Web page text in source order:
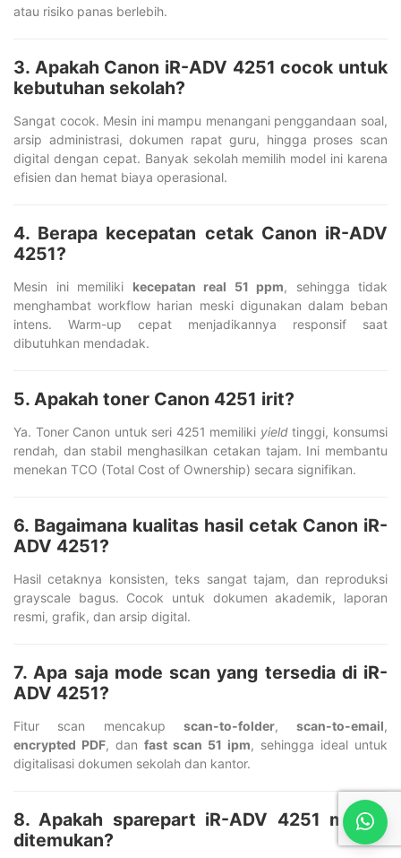
atau risiko panas berlebih.
3. Apakah Canon iR-ADV 4251 cocok untuk
kebutuhan sekolah?
Sangat cocok. Mesin ini mampu menangani penggandaan soal,
arsip administrasi, dokumen rapat guru, hingga proses scan
digital dengan cepat. Banyak sekolah memilih model ini karena
efisien dan hemat biaya operasional.
4. Berapa kecepatan cetak Canon iR-ADV
4251?
Mesin ini memiliki kecepatan real 51 ppm, sehingga tidak
menghambat workflow harian meski digunakan dalam beban
intens. Warm-up cepat menjadikannya responsif saat
dibutuhkan mendadak.
5. Apakah toner Canon 4251 irit?
Ya. Toner Canon untuk seri 4251 memiliki yieldtinggi, konsumsi
rendah, dan stabil menghasilkan cetakan tajam. Ini membantu
menekan TCO (Total Cost of Ownership) secara signifikan.
6. Bagaimana kualitas hasil cetak Canon iR-
ADV 4251?
Hasil cetaknya konsisten, teks sangat tajam, dan reproduksi
grayscale bagus. Cocok untuk dokumen akademik, laporan
resmi, grafik, dan arsip digital.
7. Apa saja mode scan yang tersedia di iR-
ADV 4251?
Fitur scan mencakup scan-to-folder, scan-to-email,
encrypted PDF, dan fast scan 51 ipm, sehingga ideal untuk
digitalisasi dokumen sekolah dan kantor.
8. Apakah sparepart iR-ADV 4251 mudah
ditemukan?